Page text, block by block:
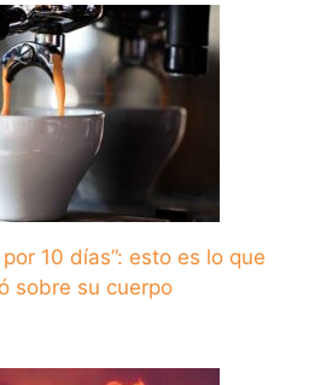
10 días”: esto es lo que
sobre su cuerpo